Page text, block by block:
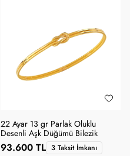
22 Ayar 13 gr Parlak Oluklu
Desenli Aşk Düğümü Bilezik
93.600 TL 3 Taksit İmkanı